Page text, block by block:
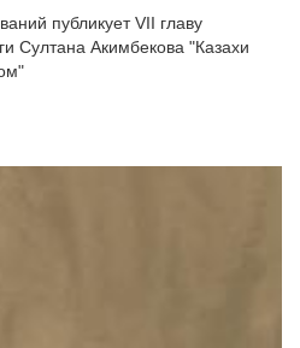
публикует VII главу
Султана Акимбекова "Казахи